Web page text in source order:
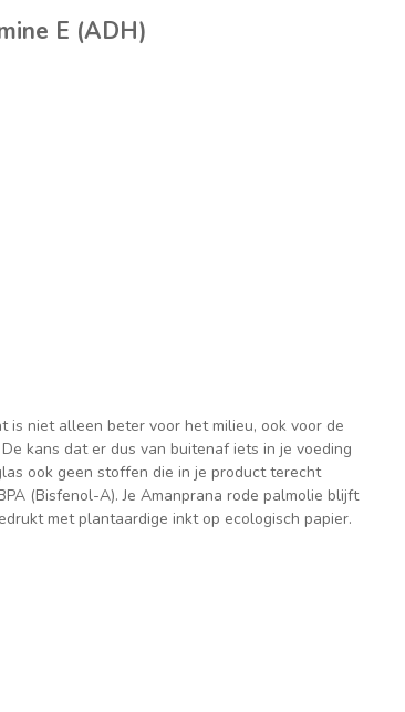
E (ADH)
niet alleen beter voor het milieu, ook voor de
kans dat er dus van buitenaf iets in je voeding
ook geen stoffen die in je product terecht
(Bisfenol-A). Je Amanprana rode palmolie blijft
met plantaardige inkt op ecologisch papier.